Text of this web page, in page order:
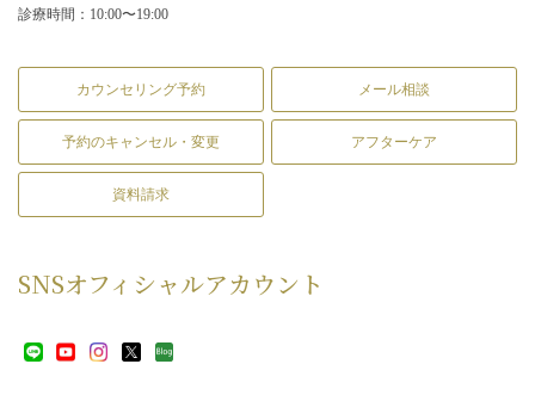
診療時間：10:00〜19:00
カウンセリング予約 メール相談
予約のキャンセル・変更 アフターケア
資料請求
SNSオフィシャルアカウント